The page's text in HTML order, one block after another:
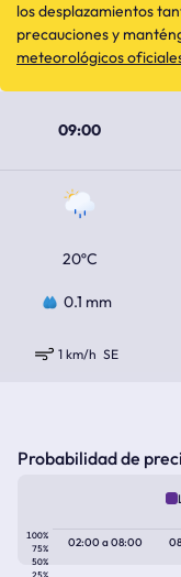
09:00
20ºC
0.1 mm
1 km/h SE
los desplazamientos
precauciones y
meteorológicos
Probabilidad de
100%
75%
50%
25%
02:00a08:00